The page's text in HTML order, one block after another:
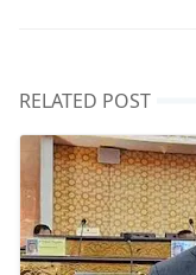
RELATED POST